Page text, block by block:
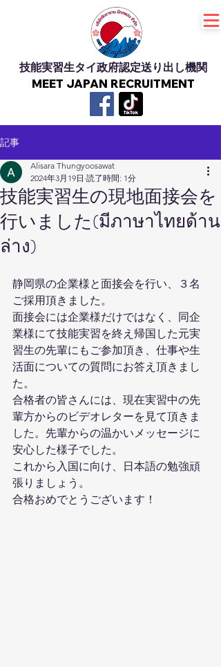
MEET JAPAN RECRUITMENT
技能実習生タイ政府認定送り出し機関
記事
技能実習生の現地面接会を
行いました(มีภาษาไทยด้าน
ล่าง)
Alisara Thungyoosawat
2024年3月19日 読了時間: 1分
静岡県の企業様と面接会を行い、３名
ご採用頂きました。
面接会には企業様だけではなく、同企
業様にて技能実習を終え帰国した元実
習生の先輩にもご参加頂き、仕事や生
活面についての質問にお答え頂きまし
た。
合格者の皆さんには、現在実習中の先
輩方からのビデオレターを見て頂きま
した。先輩からの温かいメッセージに
安心した様子でした。
これから入国に向け、日本語の勉強頑
張りましょう。
合格おめでとうございます！